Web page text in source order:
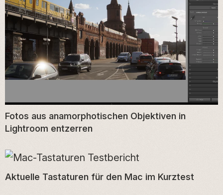
Fotos aus anamorphotischen Objektiven in
Lightroom entzerren
Aktuelle Tastaturen für den Mac im Kurztest